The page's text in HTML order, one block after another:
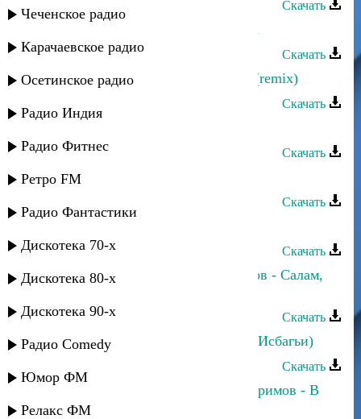
Чеченское радио
Карачаевское радио
Осетинское радио
Радио Индия
Радио Фитнес
Ретро FM
Радио Фантастики
Дискотека 70-х
Дискотека 80-х
Дискотека 90-х
Радио Comedy
Юмор ФМ
Релакс ФМ
Скачать
Ринат Каримов - Девушки Кавказа
Скачать
Ринат Каримов - Больше не стать (remix)
Скачать
Скачать
Ринат Каримов - Очарована
Скачать
Скачать
Патимат Кагирова и Ринат Каримов - Салам,
Скачать
Ринат Каримов - Очаровательная (Исбагьи)
Скачать
Альбина Салимгереева и Ринат Каримов - В
плену любви